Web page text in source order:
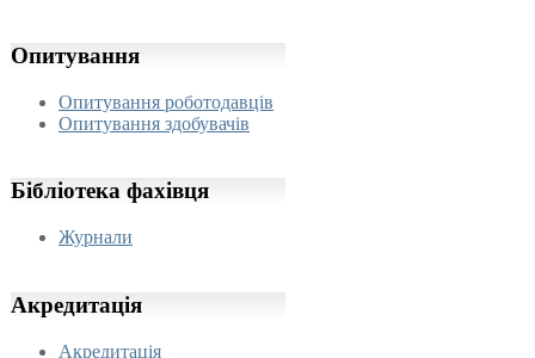
Опитування
Опитування роботодавців
Опитування здобувачів
Бібліотека фахівця
Журнали
Акредитація
Акредитація